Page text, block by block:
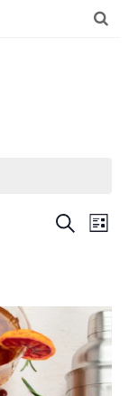
P
s
q
u
Procurar
N
e
g
a
Lista